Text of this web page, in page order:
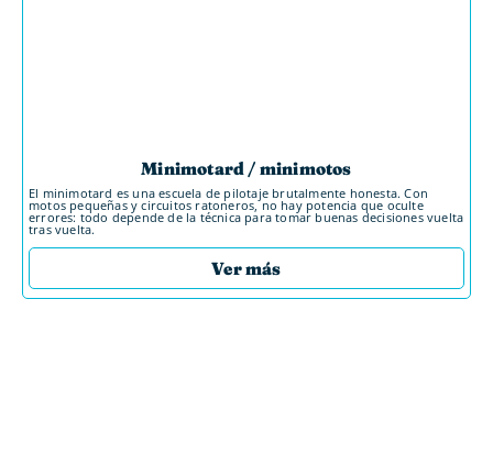
Minimotard / minimotos
El minimotard es una escuela de pilotaje brutalmente honesta. Con
motos pequeñas y circuitos ratoneros, no hay potencia que oculte
errores: todo depende de la técnica para tomar buenas decisiones vuelta
tras vuelta.
Ver más